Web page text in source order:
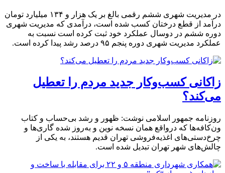
در مدیریت شهری ششم رقمی بالغ بر یک هزار و ۱۳۴ میلیارد تومان
درآمد از قطع درختان کسب شده است، درآمدی که مدیریت شهری
دوره ششم در دوسال عملکرد خود ثبت کرده است نسبت به
عملکرد مدیریت شهری دوره پنجم ۹۵ درصد رشد پیدا کرده است.
زاکانی کسب‌وکار جدید مردم را تعطیل
می‌کند؟
روزنامه جمهور اسلامی نوشت: ظهور و رشد بی‌حساب و کتاب
ون‌کافه‌ها که درواقع همان نسخه نوین و به‌روز شده گاری‌ها و
چرخ‌دستی‌های اغذیه‌فروشی تهران قدیم هستند، به یکی از
چالش‌های شهر تهران تبدیل شده است.